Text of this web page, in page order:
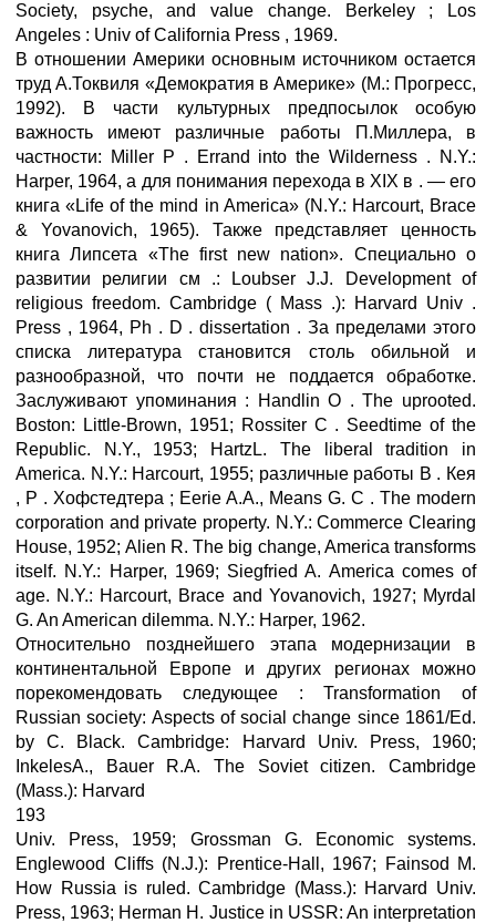
Society, psyche, and value change. Berkeley ; Los
Angeles : Univ of California Press , 1969.
В отношении Америки основным источником остается
труд А.Токвиля «Демократия в Америке» (М.: Прогресс,
1992). В части культурных предпосылок особую
важность имеют различные работы П.Миллера, в
частности: Miller P . Errand into the Wilderness . N.Y.:
Harper, 1964, а для понимания перехода в XIX в . — его
книга «Life of the mind in America» (N.Y.: Harcourt, Brace
& Yovanovich, 1965). Также представляет ценность
книга Липсета «The first new nation». Специально о
развитии религии см .: Loubser J.J. Development of
religious freedom. Cambridge ( Mass .): Harvard Univ .
Press , 1964, Ph . D . dissertation . За пределами этого
списка литература становится столь обильной и
разнообразной, что почти не поддается обработке.
Заслуживают упоминания : Handlin О . The uprooted.
Boston: Little-Brown, 1951; Rossiter С . Seedtime of the
Republic. N.Y., 1953; HartzL. The liberal tradition in
America. N.Y.: Harcourt, 1955; различные работы В . Кея
, Р . Хофстедтера ; Eerie A.A., Means G. С . The modern
corporation and private property. N.Y.: Commerce Clearing
House, 1952; Alien R. The big change, America transforms
itself. N.Y.: Harper, 1969; Siegfried A. America comes of
age. N.Y.: Harcourt, Brace and Yovanovich, 1927; Myrdal
G. An American dilemma. N.Y.: Harper, 1962.
Относительно позднейшего этапа модернизации в
континентальной Европе и других регионах можно
порекомендовать следующее : Transformation of
Russian society: Aspects of social change since 1861/Ed.
by C. Black. Cambridge: Harvard Univ. Press, 1960;
InkelesA., Bauer R.A. The Soviet citizen. Cambridge
(Mass.): Harvard
193
Univ. Press, 1959; Grossman G. Economic systems.
Englewood Cliffs (N.J.): Prentice-Hall, 1967; Fainsod M.
How Russia is ruled. Cambridge (Mass.): Harvard Univ.
Press, 1963; Herman H. Justice in USSR: An interpretation